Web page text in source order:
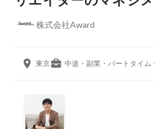
株式会社Award
東京 中途・副業・パートタイム